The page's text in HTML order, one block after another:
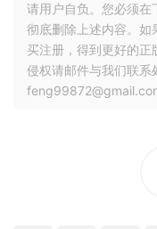
请用户自负。您必须在
彻底删除上述内容。如
买注册，得到更好的正
侵权请邮件与我们联系